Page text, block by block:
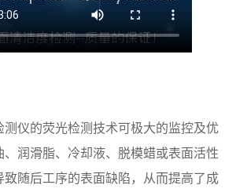
仪的荧光检测技术可极大的监控及优
润滑脂、冷却液、脱模蜡或表面活性
随后工序的表面缺陷，从而提高了成